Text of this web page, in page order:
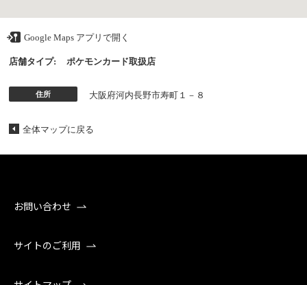
Google Maps アプリで開く
店舗タイプ: ポケモンカード取扱店
住所 大阪府河内長野市寿町１－８
全体マップに戻る
お問い合わせ
サイトのご利用